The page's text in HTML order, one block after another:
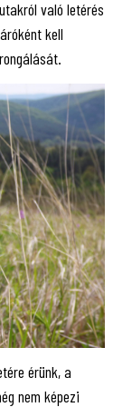
való letérés
kell
érünk, a
nem képezi